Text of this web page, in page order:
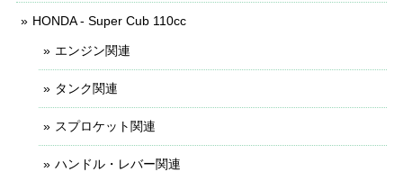
HONDA - Super Cub 110cc
エンジン関連
タンク関連
スプロケット関連
ハンドル・レバー関連